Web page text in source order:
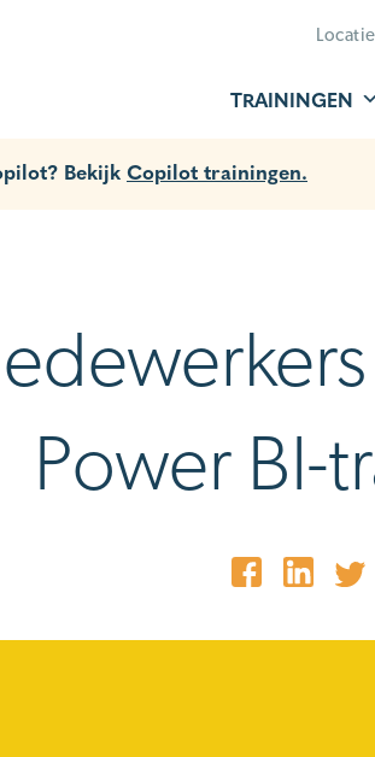
TRAININGEN
Bekijk Copilot trainingen.
Power BI-